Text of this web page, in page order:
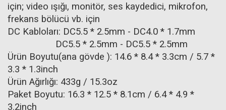
için; video ışığı, monitör, ses kaydedici, mikrofon,
frekans bölücü vb. için
DC Kabloları: DC5.5 * 2.5mm - DC4.0 * 1.7mm
DC5.5 * 2.5mm - DC5.5 * 2.5mm
Ürün Boyutu(ana gövde ): 14.6 * 8.4 * 3.3cm / 5.7 *
3.3 * 1.3inch
Ürün Ağırlığı: 433g / 15.3oz
Paket Boyutu: 16.3 * 12.5 * 8.1cm / 6.4 * 4.9 *
3.2inch